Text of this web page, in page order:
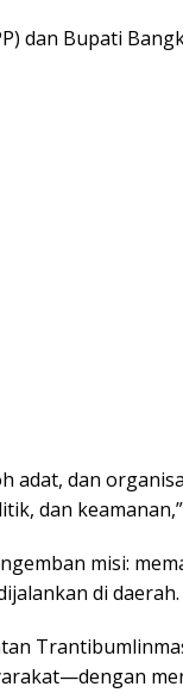
dan Bupati
adat, dan
dan
misi:
di daerah.